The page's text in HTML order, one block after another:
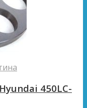
450LC-